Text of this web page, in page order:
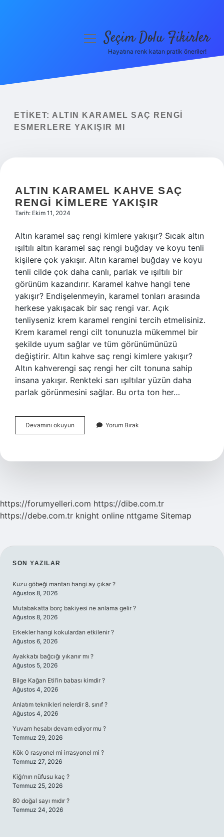
Yasal Uyarı
menüyüSeçim Dolu Fikirler
Hayatına renk katan pratik öneriler!
ETIKET: ALTIN KARAMEL SAÇ RENGI
ESMERLERE YAKIŞIR MI
ALTIN KARAMEL KAHVE SAÇ
RENGI KIMLERE YAKIŞIR
Tarih: Ekim 11, 2024
Altın karamel saç rengi kimlere yakışır? Sıcak altın
ışıltılı altın karamel saç rengi buğday ve koyu tenli
kişilere çok yakışır. Altın karamel buğday ve koyu
tenli cilde çok daha canlı, parlak ve ışıltılı bir
görünüm kazandırır. Karamel kahve hangi tene
yakışır? Endişelenmeyin, karamel tonları arasında
herkese yakışacak bir saç rengi var. Açık
tenliyseniz krem ​​karamel rengini tercih etmelisiniz.
Krem karamel rengi cilt tonunuzla mükemmel bir
şekilde uyum sağlar ve tüm görünümünüzü
değiştirir. Altın kahve saç rengi kimlere yakışır?
Altın kahverengi saç rengi her cilt tonuna sahip
insana yakışır. Renkteki sarı ışıltılar yüzün daha
parlak görünmesini sağlar. Bu orta ton her…
Devamını okuyun
Karamel
Rengi
Yorum Bırak
https://forumyelleri.com https://dibe.com.tr
https://debe.com.tr knight online nttgame Sitemap
SIDEBAR
SON YAZILAR
Kuzu göbeği mantarı hangi ay çıkar ?
Ağustos 8, 2026
Mutabakatta borç bakiyesi ne anlama gelir ?
Ağustos 8, 2026
Erkekler hangi kokulardan etkilenir ?
Ağustos 6, 2026
Ayakkabı bağcığı yıkanır mı ?
Ağustos 5, 2026
Bilge Kağan Etil’in babası kimdir ?
Ağustos 4, 2026
Anlatım teknikleri nelerdir 8. sınıf ?
Ağustos 4, 2026
Yuvam hesabı devam ediyor mu ?
Temmuz 29, 2026
Kök 0 rasyonel mi irrasyonel mi ?
Temmuz 27, 2026
Kiğı’nın nüfusu kaç ?
Temmuz 25, 2026
80 doğal sayı mıdır ?
Temmuz 24, 2026